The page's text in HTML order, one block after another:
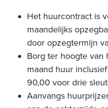
Het huurcontract is
maandelijks
door opzegtermijn
Borg ter hoogte van
maand huur
90,00 voor drie
Aanvangs